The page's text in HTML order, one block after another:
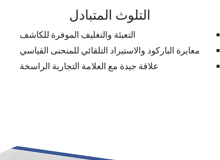
التلوث المتبادل
التعبئة والتغليف الموفرة للكاشف
معايرة الباركود والاستيراد التلقائي للمنحنى القياسي
علاقة جيدة مع العلامة التجارية الراسخة